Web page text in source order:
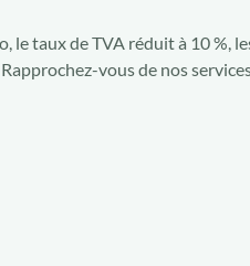
le taux de TVA réduit à 10 %,
vous de nos